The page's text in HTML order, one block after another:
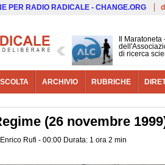
PER RADIO RADICALE - CHANGE.ORG
Il
di ricerca
ARCHIVIO RUBRICHE
(26 novembre
Enrico Rufi - 00:00 Durata: 1 ora 2 min